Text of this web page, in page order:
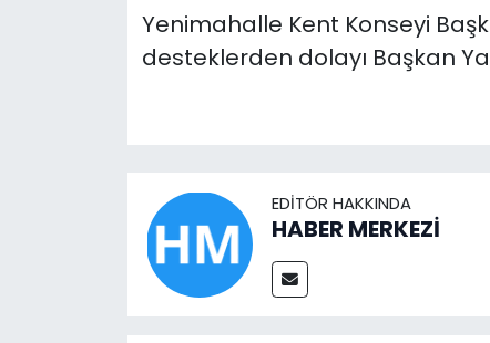
Yenimahalle Kent Konseyi
desteklerden dolayı Başkan
EDITÖR HAKKINDA
HABER MERKEZİ